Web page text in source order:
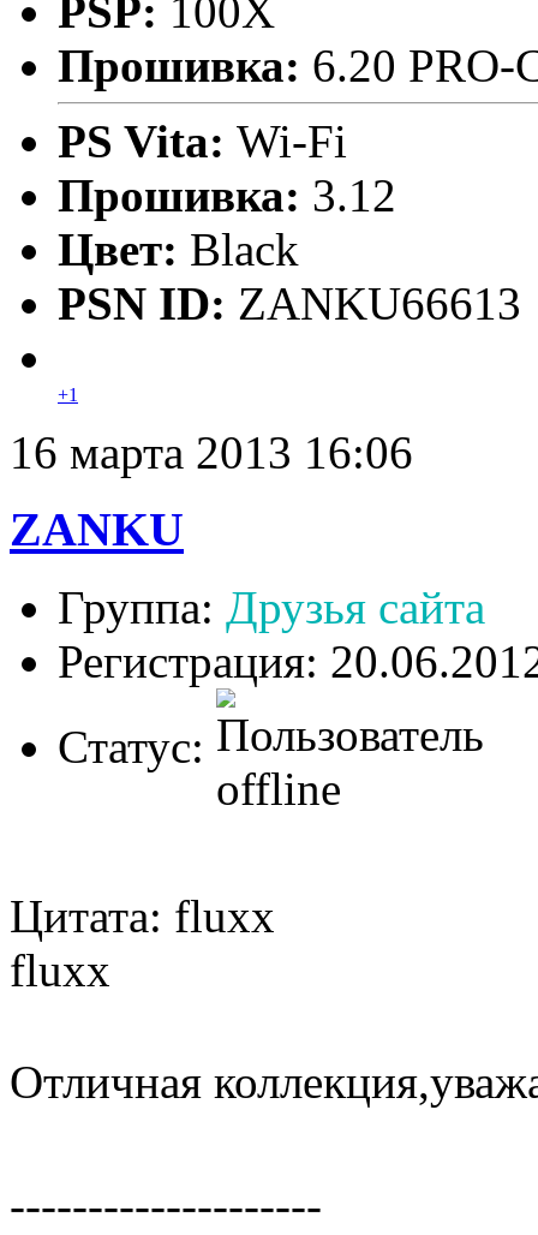
PSP: 100X
Прошивка: 6.20 PRO-
PS Vita: Wi-Fi
Прошивка: 3.12
Цвет: Black
PSN ID: ZANKU66613
+1
16 марта 2013 16:06
ZANKU
Группа: Друзья сайта
Регистрация:
Статус:
Цитата: fluxx
fluxx
Отличная
--------------------